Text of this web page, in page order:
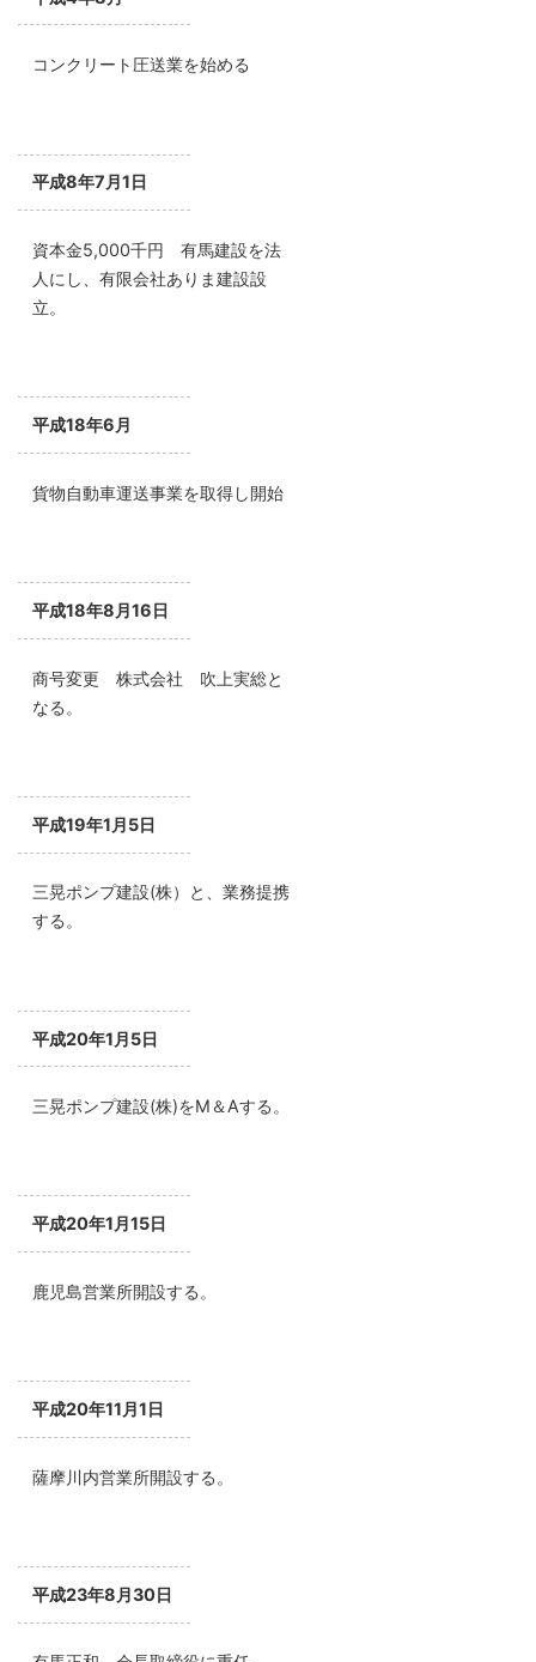
コンクリート圧送業を始める
平成8年7月1日
資本金5,000千円 有馬建設を法
人にし、有限会社ありま建設設
立。
平成18年6月
貨物自動車運送事業を取得し開始
平成18年8月16日
商号変更 株式会社 吹上実総と
なる。
平成19年1月5日
三晃ポンプ建設(株）と、業務提携
する。
平成20年1月5日
三晃ポンプ建設(株)をM＆Aする。
平成20年1月15日
鹿児島営業所開設する。
平成20年11月1日
薩摩川内営業所開設する。
平成23年8月30日